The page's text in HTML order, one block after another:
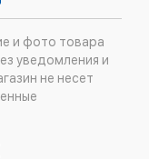
и фото товара
уведомления и
не несет